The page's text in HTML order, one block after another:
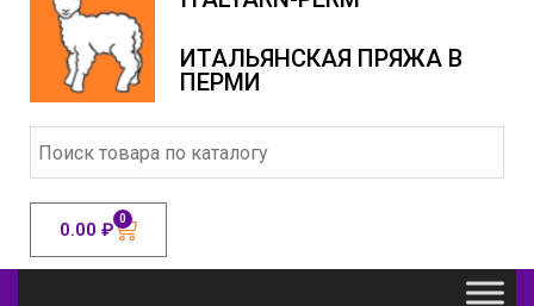
ИТАЛЬЯНСКАЯ ПРЯЖА В
ПЕРМИ
0.00 ₽ 0